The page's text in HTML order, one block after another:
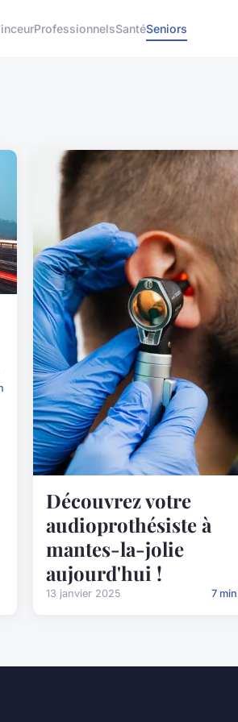
ProfessionnelsSantéSeniors
Découvrez votre
audioprothésiste à
mantes-la-jolie
aujourd'hui !
13 janvier 2025 7 min